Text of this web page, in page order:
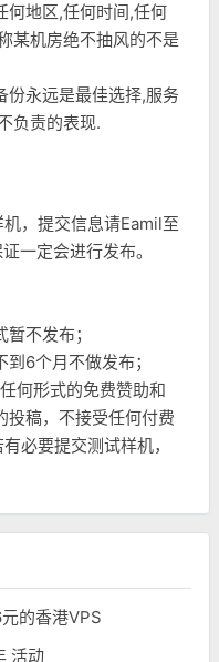
何地区,任何时间,任何
某机房绝不抽风的不是
份永远是最佳选择,服务
负责的表现.
，提交信息请Eamil至
一定会进行发布。
不发布；
6个月不做发布；
何形式的免费赞助和
投稿，不接受任何付费
必要提交测试样机，
的香港VPS
活动